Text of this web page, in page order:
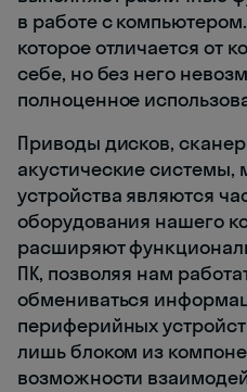
в работе с
которое отличается от
себе, но без него
полноценное
Приводы дисков,
акустические системы,
устройства являются
оборудования нашего
расширяют
ПК, позволяя нам
обмениваться
периферийных
лишь блоком из
возможности